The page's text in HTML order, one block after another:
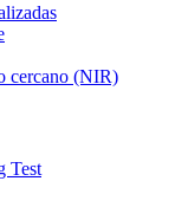
cercano (NIR)
Test